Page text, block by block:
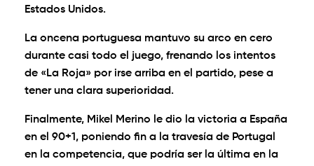
Estados Unidos.
La oncena portuguesa mantuvo su arco en cero
durante casi todo el juego, frenando los intentos
de «La Roja» por irse arriba en el partido, pese a
tener una clara superioridad.
Finalmente, Mikel Merino le dio la victoria a España
en el 90+1, poniendo fin a la travesía de Portugal
en la competencia, que podría ser la última en la